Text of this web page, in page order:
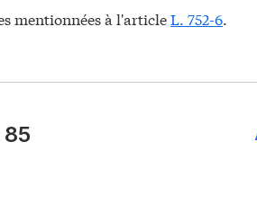
mentionnées à l'articleL. 752-6.
85